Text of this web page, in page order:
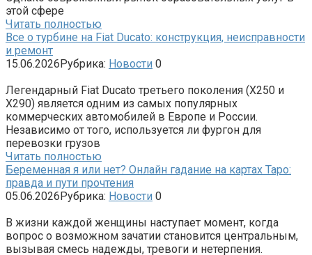
этой сфере
Читать полностью
Все о турбине на Fiat Ducato: конструкция, неисправности
и ремонт
15.06.2026Рубрика: Новости 0
Легендарный Fiat Ducato третьего поколения (X250 и
X290) является одним из самых популярных
коммерческих автомобилей в Европе и России.
Независимо от того, используется ли фургон для
перевозки грузов
Читать полностью
Беременная я или нет? Онлайн гадание на картах Таро:
правда и пути прочтения
05.06.2026Рубрика: Новости 0
В жизни каждой женщины наступает момент, когда
вопрос о возможном зачатии становится центральным,
вызывая смесь надежды, тревоги и нетерпения.